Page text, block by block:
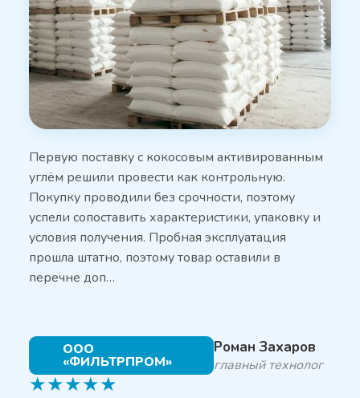
Первую поставку с кокосовым активированным
углём решили провести как контрольную.
Покупку проводили без срочности, поэтому
успели сопоставить характеристики, упаковку и
условия получения. Пробная эксплуатация
прошла штатно, поэтому товар оставили в
перечне доп…
ООО
«ФИЛЬТРПРОМ»
Роман Захаров
главный технолог
★★★★★